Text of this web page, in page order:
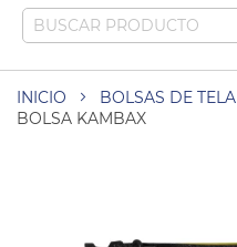
INICIO
BOLSAS DE
BOLSA KAMBAX